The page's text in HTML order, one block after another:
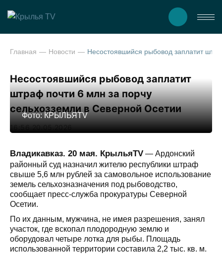
Главная Новости
Несостоявшийся рыбовод заплатит
штраф почти 6 млн за порчу
сельхозземли в Северной Осетии
16:56 20.05.2026
Фото: КРЫЛЬЯTV
Владикавказ. 20 мая. КрыльяTV — Ардонский
районный суд назначил жителю республики штраф
свыше 5,6 млн рублей за самовольное использование
земель сельхозназначения под рыбоводство,
сообщает пресс-служба прокуратуры Северной
Осетии.
По их данным, мужчина, не имея разрешения, занял
участок, где вскопал плодородную землю и
оборудовал четыре лотка для рыбы. Площадь
использованной территории составила 2,2 тыс. кв. м.